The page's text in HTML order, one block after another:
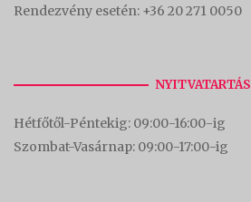
Rendezvény esetén: +36 20 271 0050
NYITVATARTÁS
Hétfőtől-Péntekig: 09:00-16:00-ig
Szombat-Vasárnap: 09:00-17:00-ig